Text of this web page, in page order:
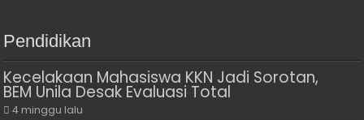
Pendidikan
Kecelakaan Mahasiswa KKN Jadi Sorotan,
BEM Unila Desak Evaluasi Total
4 minggu lalu